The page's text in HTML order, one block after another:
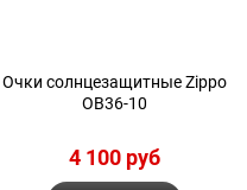
Очки солнцезащитные Zippo
OB36-10
4 100 руб